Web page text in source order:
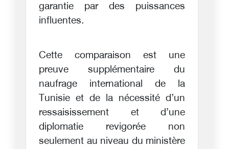
garantie par des puissances
influentes.
Cette comparaison est une
preuve supplémentaire du
naufrage international de la
Tunisie et de la nécessité d’un
ressaisissement et d’une
diplomatie revigorée non
seulement au niveau du ministère